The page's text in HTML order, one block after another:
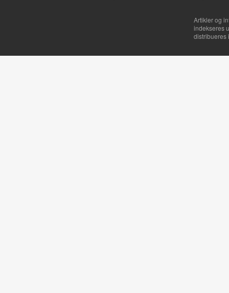
Artikler og
indekseres
distribueres